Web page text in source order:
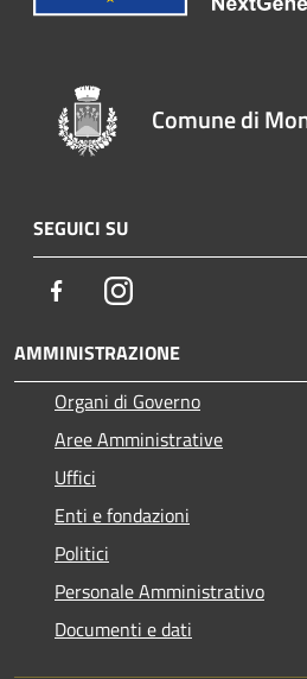
Comune di
SEGUICI SU
FacebookInstagram
AMMINISTRAZIONE
Organi di Governo
Aree Amministrative
Uffici
Enti e fondazioni
Politici
Personale Amministrativo
Documenti e dati